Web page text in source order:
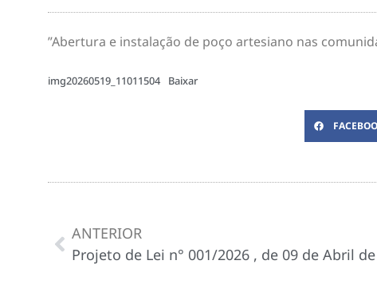
”Abertura e instalação de poço artesiano nas
img20260519_11011504 Baixar
ANTERIOR
Projeto de Lei n° 001/2026 , de 09 de Abril